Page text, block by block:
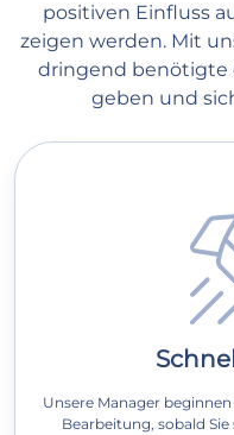
positiven Einfluss
zeigen werden. Mit
dringend benötigte
geben und
Unsere Manager
Bearbeitung, sobald